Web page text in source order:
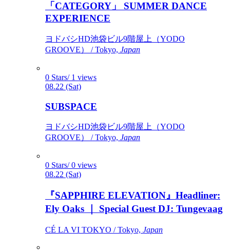
「CATEGORY」 SUMMER DANCE
EXPERIENCE
ヨドバシHD池袋ビル9階屋上（YODO
GROOVE） / Tokyo, Japan
0 Stars/ 1 views
08.22 (Sat)
SUBSPACE
ヨドバシHD池袋ビル9階屋上（YODO
GROOVE） / Tokyo, Japan
0 Stars/ 0 views
08.22 (Sat)
『SAPPHIRE ELEVATION』Headliner:
Ely Oaks ｜ Special Guest DJ: Tungevaag
CÉ LA VI TOKYO / Tokyo, Japan